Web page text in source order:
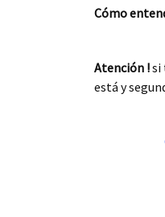
Cómo
Atención !si
está y